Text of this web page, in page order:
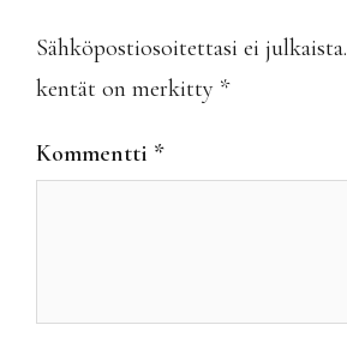
Sähköpostiosoitettasi ei julkaista.
kentät on merkitty *
Kommentti *